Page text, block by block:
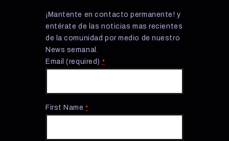
¡Mantente en contacto permanente! y
entérate de las noticias mas recientes
de la comunidad por medio de nuestro
News semanal.
Email (required) *
First Name*